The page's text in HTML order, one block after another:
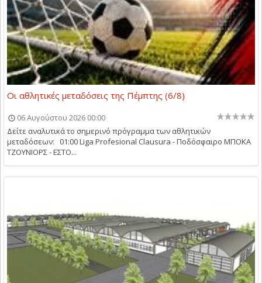
Οι αθλητικές μεταδόσεις της Πέμπτης (6/8)
06 Αυγούστου 2026 00:00
Δείτε αναλυτικά το σημερινό πρόγραμμα των αθλητικών
μεταδόσεων: 01:00 Liga Profesional Clausura - Ποδόσφαιρο ΜΠΟΚΑ
ΤΖΟΥΝΙΟΡΣ - ΕΣΤΟ...